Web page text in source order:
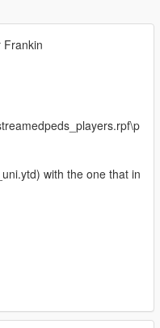
Frankin
with the one that in